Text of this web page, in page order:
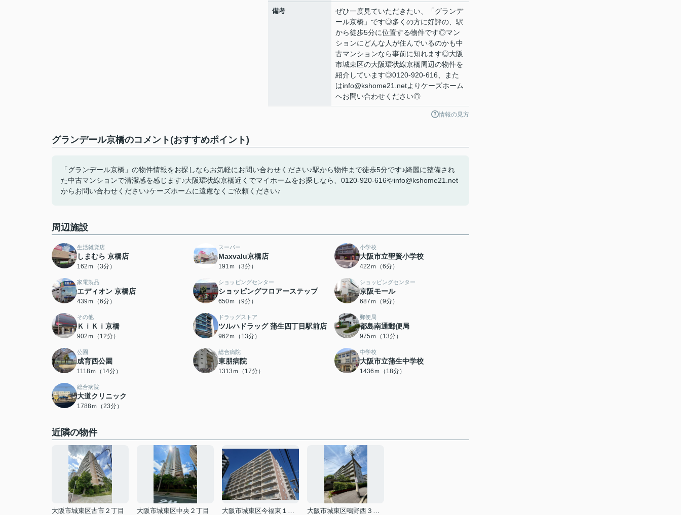
備考
ぜひ一度見ていただきたい、「グランデ
ール京橋」です◎多くの方に好評の、駅
から徒歩5分に位置する物件です◎マン
ションにどんな人が住んでいるのかも中
古マンションなら事前に知れます◎大阪
市城東区の大阪環状線京橋周辺の物件を
紹介しています◎0120-920-616、また
はinfo@kshome21.netよりケーズホーム
へお問い合わせください◎
情報の見方
グランデール京橋のコメント(おすすめポイント)
「グランデール京橋」の物件情報をお探しならお気軽にお問い合わせください♪駅から物件まで徒歩5分です♪綺麗に整備され
た中古マンションで清潔感を感じます♪大阪環状線京橋近くでマイホームをお探しなら、0120-920-616やinfo@kshome21.net
からお問い合わせください♪ケーズホームに遠慮なくご依頼ください♪
周辺施設
生活雑貨店
しまむら 京橋店
162ｍ（3分）
スーパー
Maxvalu京橋店
191ｍ（3分）
小学校
大阪市立聖賢小学校
422ｍ（6分）
家電製品
エディオン 京橋店
439ｍ（6分）
ショッピングセンター
ショッピングフロアーステップ
650ｍ（9分）
ショッピングセンター
京阪モール
687ｍ（9分）
その他
ＫｉＫｉ京橋
902ｍ（12分）
ドラッグストア
ツルハドラッグ 蒲生四丁目駅前店
962ｍ（13分）
郵便局
都島南通郵便局
975ｍ（13分）
公園
成育西公園
1118ｍ（14分）
総合病院
東朋病院
1313ｍ（17分）
中学校
大阪市立蒲生中学校
1436ｍ（18分）
総合病院
大道クリニック
1788ｍ（23分）
近隣の物件
大阪市城東区古市２丁目
大阪市城東区中央２丁目
大阪市城東区今福東１丁目
大阪市城東区鴫野西３丁目